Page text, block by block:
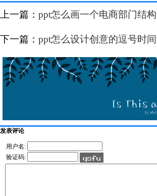
上一篇： ppt怎么画一个电商部门结
下一篇： ppt怎么设计创意的逗号时
发表评论
用户名:
验证码: